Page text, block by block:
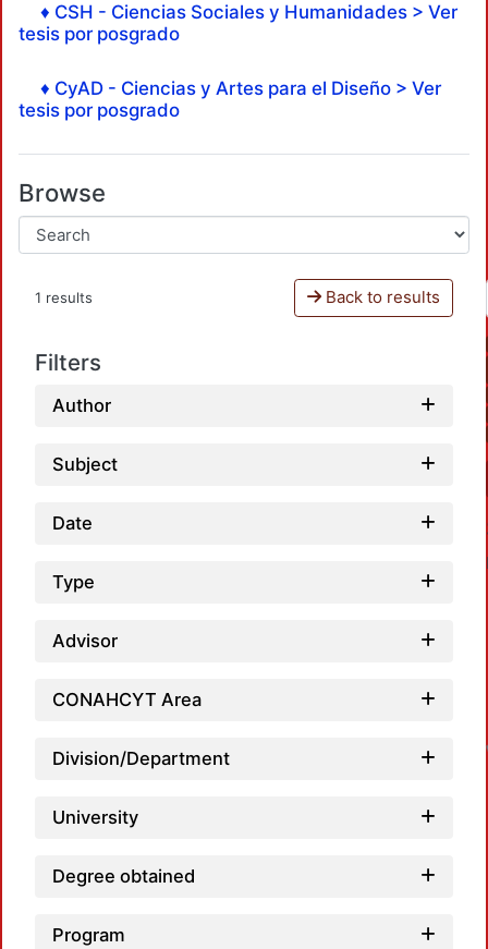
♦ CSH - Ciencias Sociales y Humanidades > Ver
tesis por posgrado
♦ CyAD - Ciencias y Artes para el Diseño > Ver
tesis por posgrado
Browse
1 results Back to results
Filters
Author
Subject
Date
Type
Advisor
CONAHCYT Area
Division/Department
University
Degree obtained
Program